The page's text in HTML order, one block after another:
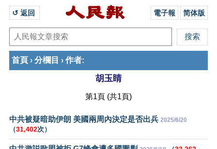
↺ 返回 電子報 简体版
首頁 › 分欄目 › 作者:
胡玉睛
第1頁 (共1頁)
中共被疑暗助伊朗 美國兩周內決定是否出兵 2025/6/20
（31,402次）